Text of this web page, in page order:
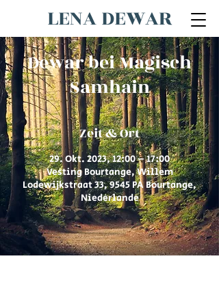
LENA DEWAR
Dewar bei Magisch
Samhain
Zeit & Ort
29. Okt. 2023, 12:00 – 17:00
Vesting Bourtange, Willem
Lodewijkstraat 33, 9545 PA Bourtange,
Niederlande